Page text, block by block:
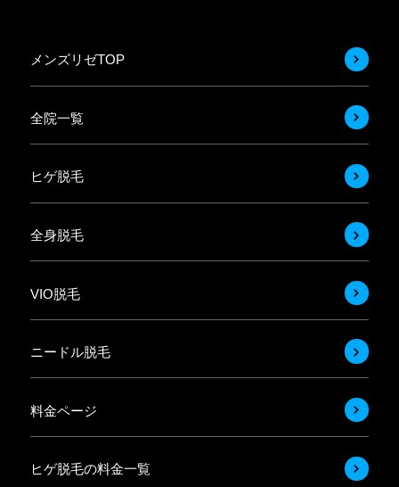
メンズリゼTOP
全院一覧
ヒゲ脱毛
全身脱毛
VIO脱毛
ニードル脱毛
料金ページ
ヒゲ脱毛の料金一覧